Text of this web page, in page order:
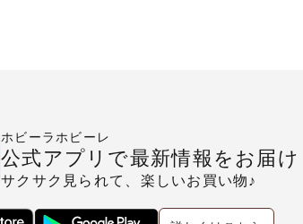
ホビーラホビーレ
公式アプリで最新情報をお届け
サクサク見られて、楽しいお買い物♪